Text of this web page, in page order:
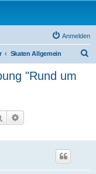
Anmelden
Skaten Allgemein
"Rund um
Suche